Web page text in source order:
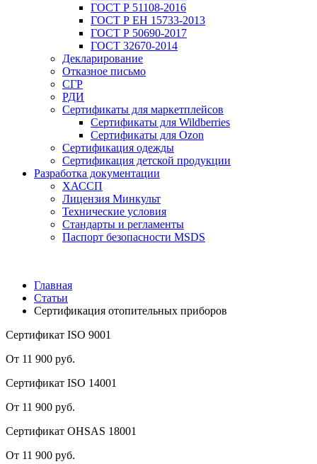
ГОСТ Р 51108-2016
ГОСТ Р ЕН 15733-2013
ГОСТ Р 50690-2017
ГОСТ 32670-2014
Декларирование
Отказное письмо
СГР
РДИ
Сертификаты для маркетплейсов
Сертификаты для Wildberries
Сертификаты для Ozon
Сертификация одежды
Сертификация детской продукции
Разработка документации
ХАССП
Лицензия Минкульт
Технические условия
Стандарты и регламенты
Паспорт безопасности MSDS
Главная
Статьи
Сертификация отопительных приборов
Сертификат ISO 9001
От 11 900 руб.
Сертификат ISO 14001
От 11 900 руб.
Сертификат OHSAS 18001
От 11 900 руб.